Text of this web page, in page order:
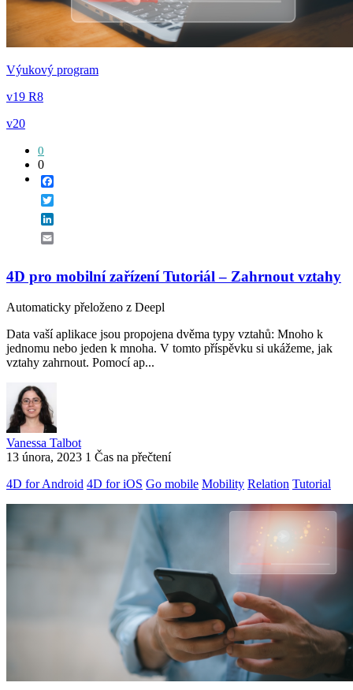
Výukový program
v19 R8
v20
0
0
4D pro mobilní zařízení Tutoriál – Zahrnout vztahy
Automaticky přeloženo z Deepl
Data vaší aplikace jsou propojena dvěma typy vztahů: Mnoho k
jednomu nebo jeden k mnoha. V tomto příspěvku si ukážeme, jak
vztahy zahrnout. Pomocí ap...
Vanessa Talbot
13 února, 2023 1 Čas na přečtení
4D for Android 4D for iOS Go mobile Mobility Relation Tutorial